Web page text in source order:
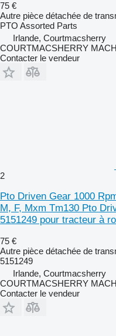
75 €
Autre pièce détachée de
PTO Assorted Parts
Irlande, Courtmacsherry
COURTMACSHERRY
Contacter le vendeur
2
Pto Driven Gear 1000
M, F, Mxm Tm130 Pto
5151249 pour tracteur à
75 €
Autre pièce détachée de
5151249
Irlande, Courtmacsherry
COURTMACSHERRY
Contacter le vendeur